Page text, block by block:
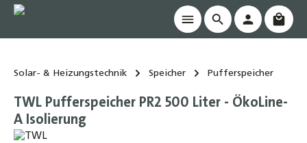
springen
Solar- & Heizungstechnik Speicher Pufferspeicher
TWL Pufferspeicher PR2 500 Liter - ÖkoLine-
A Isolierung